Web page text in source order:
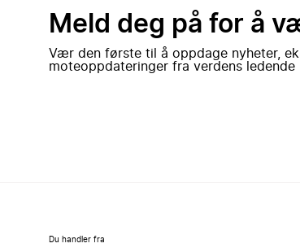
Meld deg på for å
Vær den første til å oppdage nyheter,
moteoppdateringer fra verdens ledende
Du handler fra